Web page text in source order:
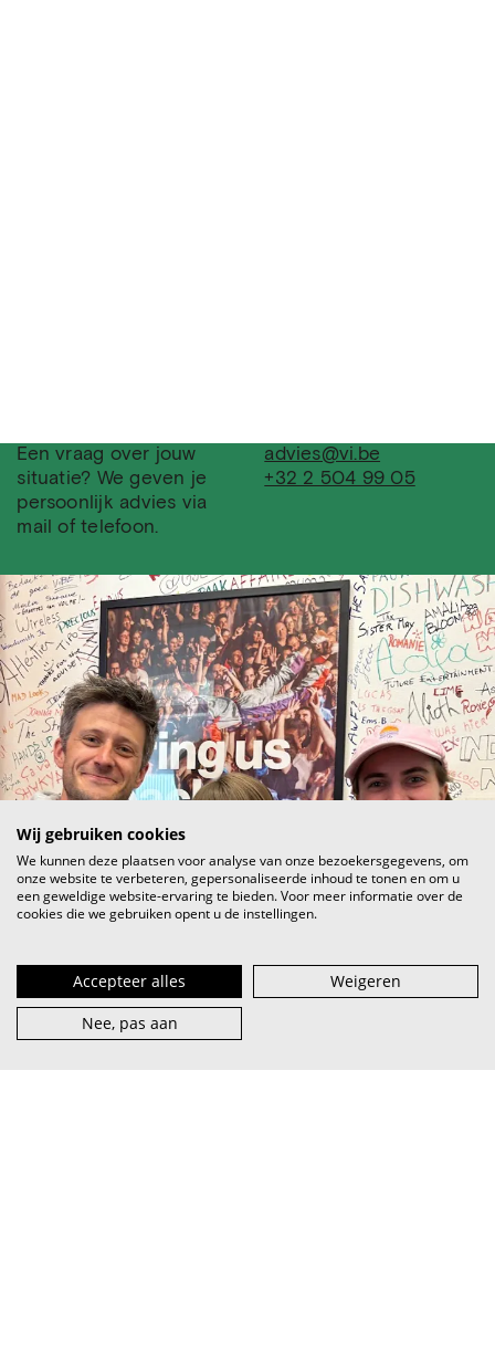
Een vraag over jouw
situatie? We geven je
persoonlijk advies via
mail of telefoon.
advies@vi.be
+32 2 504 99 05
Wij gebruiken cookies
We kunnen deze plaatsen voor analyse van onze bezoekersgegevens, om
onze website te verbeteren, gepersonaliseerde inhoud te tonen en om u
een geweldige website-ervaring te bieden. Voor meer informatie over de
cookies die we gebruiken opent u de instellingen.
Accepteer alles
Weigeren
Nee, pas aan